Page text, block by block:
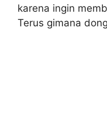
karena ingin
Terus gimana